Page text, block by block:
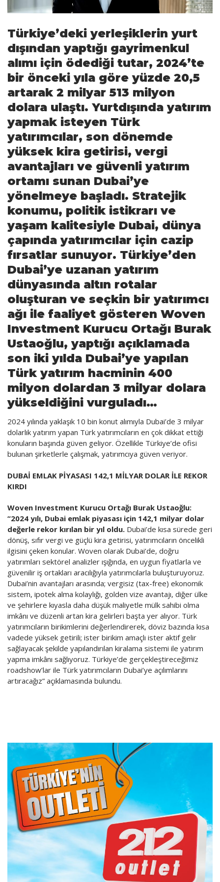
FinTech
Gayrimenkul
Gündem
Haber
Kültür Sanat
Makale
Organize Perakende
Sağlık
Sosyal Sorumluluk
Sürmanşet
Turizm
Vitrindekiler
Yönetim Danışmanlık
MottoCar
Türkiye’deki yerleşiklerin yurt
dışından yaptığı gayrimenkul
alımı için ödediği tutar, 2024’te
bir önceki yıla göre yüzde 20,5
artarak 2 milyar 513 milyon
dolara ulaştı. Yurtdışında yatırım
yapmak isteyen Türk
yatırımcılar, son dönemde
yüksek kira getirisi, vergi
avantajları ve güvenli yatırım
ortamı sunan Dubai’ye
yönelmeye başladı. Stratejik
konumu, politik istikrarı ve
yaşam kalitesiyle Dubai, dünya
çapında yatırımcılar için cazip
fırsatlar sunuyor. Türkiye’den
Dubai’ye uzanan yatırım
dünyasında altın rotalar
oluşturan ve seçkin bir yatırımcı
ağı ile faaliyet gösteren Woven
Investment Kurucu Ortağı Burak
Ustaoğlu, yaptığı açıklamada
son iki yılda Dubai’ye yapılan
Türk yatırım hacminin 400
milyon dolardan 3 milyar dolara
yükseldiğini vurguladı…
2024 yılında yaklaşık 10 bin konut alımıyla Dubai’de 3 milyar
dolarlık yatırım yapan Türk yatırımcıların en çok dikkat ettiği
konuların başında güven geliyor. Özellikle Türkiye’de ofisi
bulunan şirketlerle çalışmak, yatırımcıya güven veriyor.
DUBAİ EMLAK PİYASASI 142,1 MİLYAR DOLAR İLE REKOR
KIRDI
Woven Investment Kurucu Ortağı Burak Ustaoğlu:
“2024 yılı, Dubai emlak piyasası için 142,1 milyar dolar
değerle rekor kırılan bir yıl oldu. Dubai’de kısa sürede geri
dönüş, sıfır vergi ve güçlü kira getirisi, yatırımcıların öncelikli
ilgisini çeken konular. Woven olarak Dubai’de, doğru
yatırımları sektörel analizler ışığında, en uygun fiyatlarla ve
güvenilir iş ortakları aracılığıyla yatırımcılarla buluşturuyoruz.
Dubai’nin avantajları arasında; vergisiz (tax-free) ekonomik
sistem, ipotek alma kolaylığı, golden vize avantajı, diğer ülke
ve şehirlere kıyasla daha düşük maliyetle mülk sahibi olma
imkânı ve düzenli artan kira gelirleri başta yer alıyor. Türk
yatırımcıların birikimlerini değerlendirerek, döviz bazında kısa
vadede yüksek getirili; ister birikim amaçlı ister aktif gelir
sağlayacak şekilde yapılandırılan kiralama sistemi ile yatırım
yapma imkânı sağlıyoruz. Türkiye’de gerçekleştireceğimiz
roadshow’lar ile Türk yatırımcıların Dubai’ye açılımlarını
artıracağız” açıklamasında bulundu.